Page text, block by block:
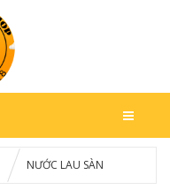
NƯỚC LAU SÀN